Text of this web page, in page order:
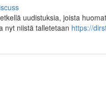
uudistuksia, joista
nyt niistä talletetaan https://